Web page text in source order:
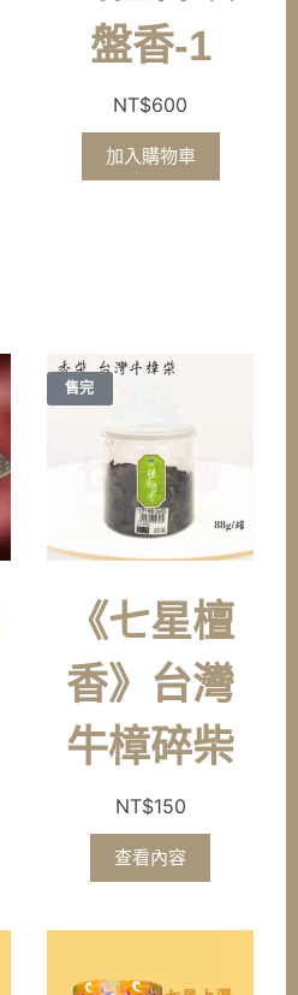
盤香-1
NT$600
加入購物車
售完
《七星檀
香》台灣
牛樟碎柴
NT$150
查看內容